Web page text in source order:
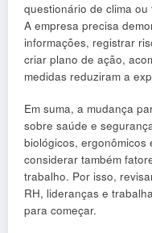
questionário de clima
A empresa precisa
informações, registrar
criar plano de ação,
medidas reduziram a
Em suma, a mudança
sobre saúde e
biológicos,
considerar também
trabalho. Por isso,
RH, lideranças e
para começar.